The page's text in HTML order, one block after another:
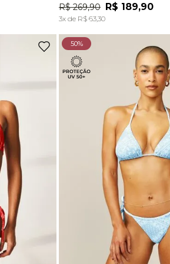
ADICIONAR À
R$ 269,90 R$ 189,90
3x de R$ 63,30
50%
R$ 129,
deR$
Top Comfort Decote Reto Sem
R$ ,
Ou2 de R$ 64,95
-70%
Top Bojo Comfort Marrom Wood
R$
Para
Top Alças Finas E Duplas Sem